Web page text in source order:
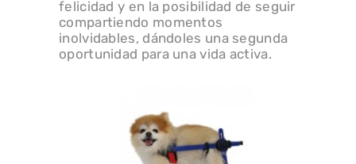
felicidad y en la posibilidad de seguir
compartiendo momentos
inolvidables, dándoles una segunda
oportunidad para una vida activa.